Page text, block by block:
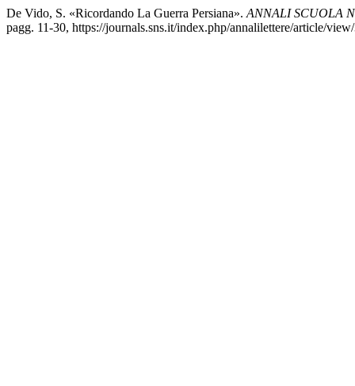
De Vido, S. «Ricordando La Guerra Persiana». ANNALI SCUOLA
pagg. 11-30, https://journals.sns.it/index.php/annalilettere/article/